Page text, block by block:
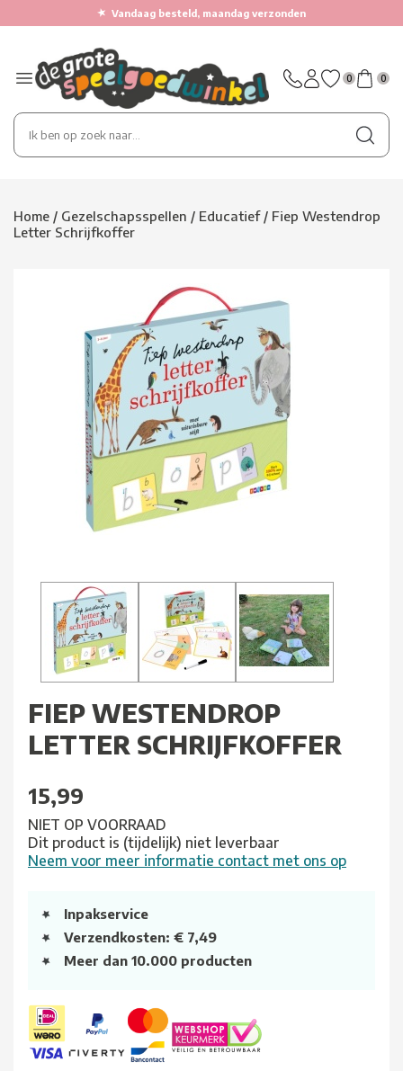
★ Vandaag besteld, maandag verzonden
0 0
Home / Gezelschapsspellen / Educatief/ Fiep Westendrop
Letter Schrijfkoffer
FIEP WESTENDROP
LETTER SCHRIJFKOFFER
15,99
NIET OP VOORRAAD
Dit product is (tijdelijk) niet leverbaar
Neem voor meer informatie contact met ons op
Inpakservice
Verzendkosten: € 7,49
Meer dan 10.000 producten